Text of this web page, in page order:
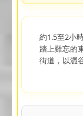
約1.5至2小
踏上難忘的
街道，以澀